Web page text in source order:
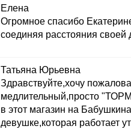
Елена
Огромное спасибо
соединяя расстояния
Татьяна Юрьевна
Здравствуйте,хочу
медлительный,просто
в этот магазин на
девушке,которая работает